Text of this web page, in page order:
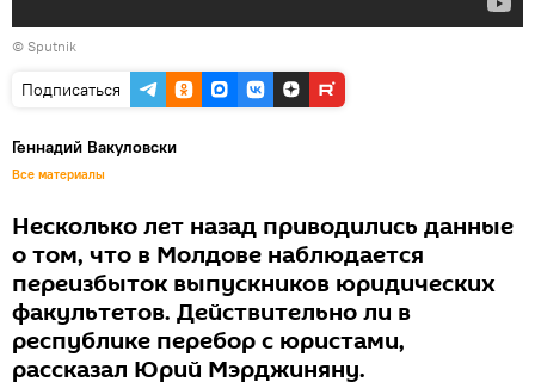
© Sputnik
Подписаться
Геннадий Вакуловски
Все материалы
Несколько лет назад приводились данные
о том, что в Молдове наблюдается
переизбыток выпускников юридических
факультетов. Действительно ли в
республике перебор с юристами,
рассказал Юрий Мэрджиняну.